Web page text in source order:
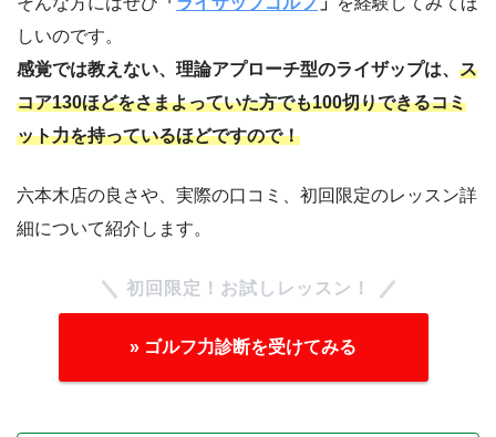
しいのです。
感覚では教えない、理論アプローチ型のライザップは、 ス
コア130ほどをさまよっていた方でも100切りできるコミ
ット力を持っているほどですので！
六本木店の良さや、実際の口コミ、初回限定のレッスン詳
細について紹介します。
初回限定！お試しレッスン！
» ゴルフ力診断を受けてみる